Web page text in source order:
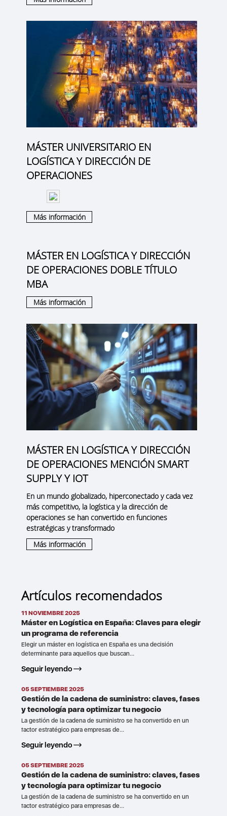
MÁSTER UNIVERSITARIO EN
LOGÍSTICA Y DIRECCIÓN DE
OPERACIONES
Más información
MÁSTER EN LOGÍSTICA Y DIRECCIÓN
DE OPERACIONES DOBLE TÍTULO
MBA
Más información
MÁSTER EN LOGÍSTICA Y DIRECCIÓN
DE OPERACIONES MENCIÓN SMART
SUPPLY Y IOT
En un mundo globalizado, hiperconectado y cada vez
más competitivo, la logística y la dirección de
operaciones se han convertido en funciones
estratégicas y transformado
Más información
Artículos recomendados
11 NOVIEMBRE 2025
Máster en Logística en España: Claves para elegir
un programa de referencia
Elegir un máster en logística en España es una decisión
determinante para aquellos que buscan...
Seguir leyendo
05 SEPTIEMBRE 2025
Gestión de la cadena de suministro: claves, fases
y tecnología para optimizar tu negocio
La gestión de la cadena de suministro se ha convertido en un
factor estratégico para empresas de...
Seguir leyendo
05 SEPTIEMBRE 2025
Gestión de la cadena de suministro: claves, fases
y tecnología para optimizar tu negocio
La gestión de la cadena de suministro se ha convertido en un
factor estratégico para empresas de...